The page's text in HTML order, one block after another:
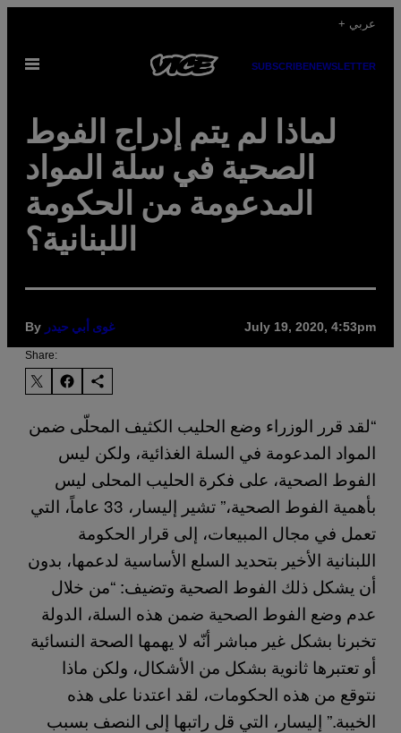
content
+ عربي
Open
SUBSCRIBENEWSLETTER
لماذا لم يتم إدراج الفوط
الصحية في سلة المواد
المدعومة من الحكومة
اللبنانية؟
By غوى أبي حيدر July 19, 2020, 4:53pm
Share:
“لقد قرر الوزراء وضع الحليب الكثيف المحلّى ضمن
المواد المدعومة في السلة الغذائية، ولكن ليس
الفوط الصحية، على فكرة الحليب المحلى ليس
بأهمية الفوط الصحية،” تشير إليسار، 33 عاماً، التي
تعمل في مجال المبيعات، إلى قرار الحكومة
اللبنانية الأخير بتحديد السلع الأساسية لدعمها، بدون
أن يشكل ذلك الفوط الصحية وتضيف: “من خلال
عدم وضع الفوط الصحية ضمن هذه السلة، الدولة
تخبرنا بشكل غير مباشر أنّه لا يهمها الصحة النسائية
أو تعتبرها ثانوية بشكل من الأشكال، ولكن ماذا
نتوقع من هذه الحكومات، لقد اعتدنا على هذه
الخيبة.” إليسار، التي قل راتبها إلى النصف بسبب